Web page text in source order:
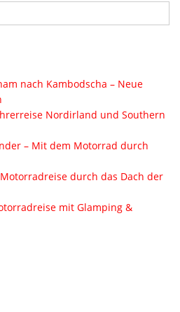
nach Kambodscha – Neue
Nordirland und Southern
– Mit dem Motorrad durch
durch das Dach der
mit Glamping &